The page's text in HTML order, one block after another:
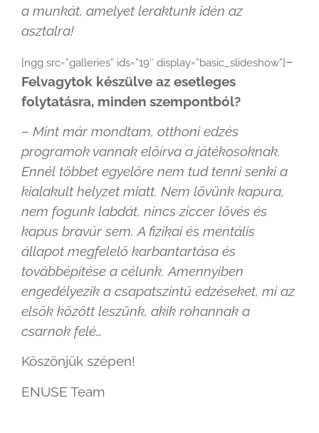
a munkát, amelyet leraktunk idén az
asztalra!
[ngg src=”galleries” ids=”19″ display=”basic_slideshow”]–
Felvagytok készülve az esetleges
folytatásra, minden szempontból?
– Mint már mondtam, otthoni edzés
programok vannak előírva a játékosoknak.
Ennél többet egyelőre nem tud tenni senki a
kialakult helyzet miatt. Nem lövünk kapura,
nem fogunk labdát, nincs ziccer lövés és
kapus bravúr sem. A fizikai és mentális
állapot megfelelő karbantartása és
továbbépítése a célunk. Amennyiben
engedélyezik a csapatszintű edzéseket, mi az
elsők között leszünk, akik rohannak a
csarnok felé…
Köszönjük szépen!
ENUSE Team